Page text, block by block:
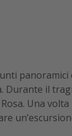
Durante il
Una